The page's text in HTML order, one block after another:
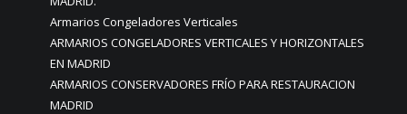
Armarios Congeladores Verticales
ARMARIOS CONGELADORES VERTICALES Y HORIZONTALES
EN MADRID
ARMARIOS CONSERVADORES FRÍO PARA RESTAURACION
MADRID